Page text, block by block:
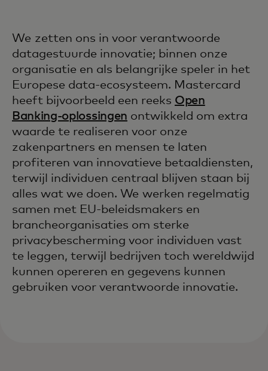
We zetten ons in voor verantwoorde
datagestuurde innovatie; binnen onze
organisatie en als belangrijke speler in het
Europese data-ecosysteem. Mastercard
heeft bijvoorbeeld een reeks Open
Banking-oplossingen ontwikkeld om extra
waarde te realiseren voor onze
zakenpartners en mensen te laten
profiteren van innovatieve betaaldiensten,
terwijl individuen centraal blijven staan bij
alles wat we doen. We werken regelmatig
samen met EU-beleidsmakers en
brancheorganisaties om sterke
privacybescherming voor individuen vast
te leggen, terwijl bedrijven toch wereldwijd
kunnen opereren en gegevens kunnen
gebruiken voor verantwoorde innovatie.